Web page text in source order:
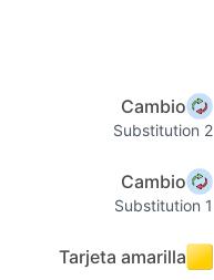
Cambio
Substitution 2
Cambio
Substitution 1
Tarjeta amarilla